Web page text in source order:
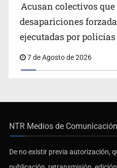
Acusan colectivos que
desapariciones
ejecutadas por policías
7 de Agosto de 2026
NTR Medios de Comunicación
De no existir previa autorización,